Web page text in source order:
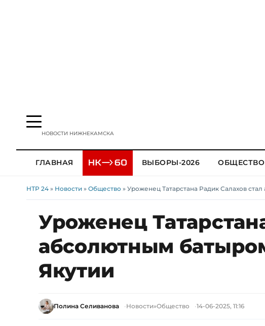
НОВОСТИ НИЖНЕКАМСКА
ГЛАВНАЯ ВЫБОРЫ-2026 ОБЩЕСТВО
НТР 24 » Новости » Общество » Уроженец Татарстана Радик Салахов
Уроженец
абсолютным
Якутии
Полина Селиванова Новости»Общество 14-06-2025, 11:16